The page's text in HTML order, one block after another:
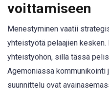
voittamiseen
Menestyminen vaatii
yhteistyötä pelaajien kesken.
yhteistyöhön, sillä tässä
Agemoniassa kommunikointi
suunnittelu ovat